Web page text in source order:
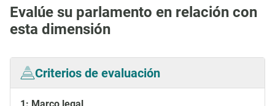
Evalúe su parlamento en relación con
esta dimensión
Criterios de evaluación